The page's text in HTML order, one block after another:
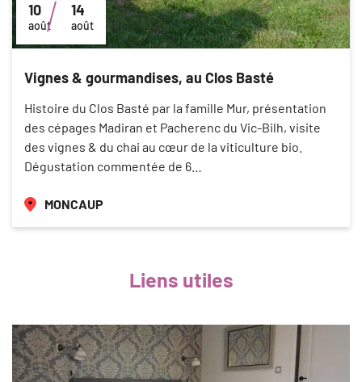
10
août
14
août
Vignes & gourmandises, au Clos Basté
Histoire du Clos Basté par la famille Mur, présentation
des cépages Madiran et Pacherenc du Vic-Bilh, visite
des vignes & du chai au cœur de la viticulture bio.
Dégustation commentée de 6…
MONCAUP
Liens utiles